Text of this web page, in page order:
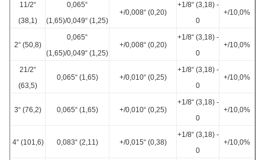
11/2“
(38,1)
0,065“
(1,65)/0,049“ (1,25)
+/0,008“ (0,20)
+1/8“ (3,18) -
0
+/10,0%
2“ (50,8)
0,065“
(1,65)/0,049“ (1,25)
+/0,008“ (0,20)
+1/8“ (3,18) -
0
+/10,0%
21/2“
(63,5)
0,065“ (1,65) +/0,010“ (0,25)
+1/8“ (3,18) -
0
+/10,0%
3“ (76,2) 0,065“ (1,65) +/0,010“ (0,25)
+1/8“ (3,18) -
0
+/10,0%
4“ (101,6) 0,083“ (2,11) +/0,015“ (0,38)
+1/8“ (3,18) -
0
+/10,0%